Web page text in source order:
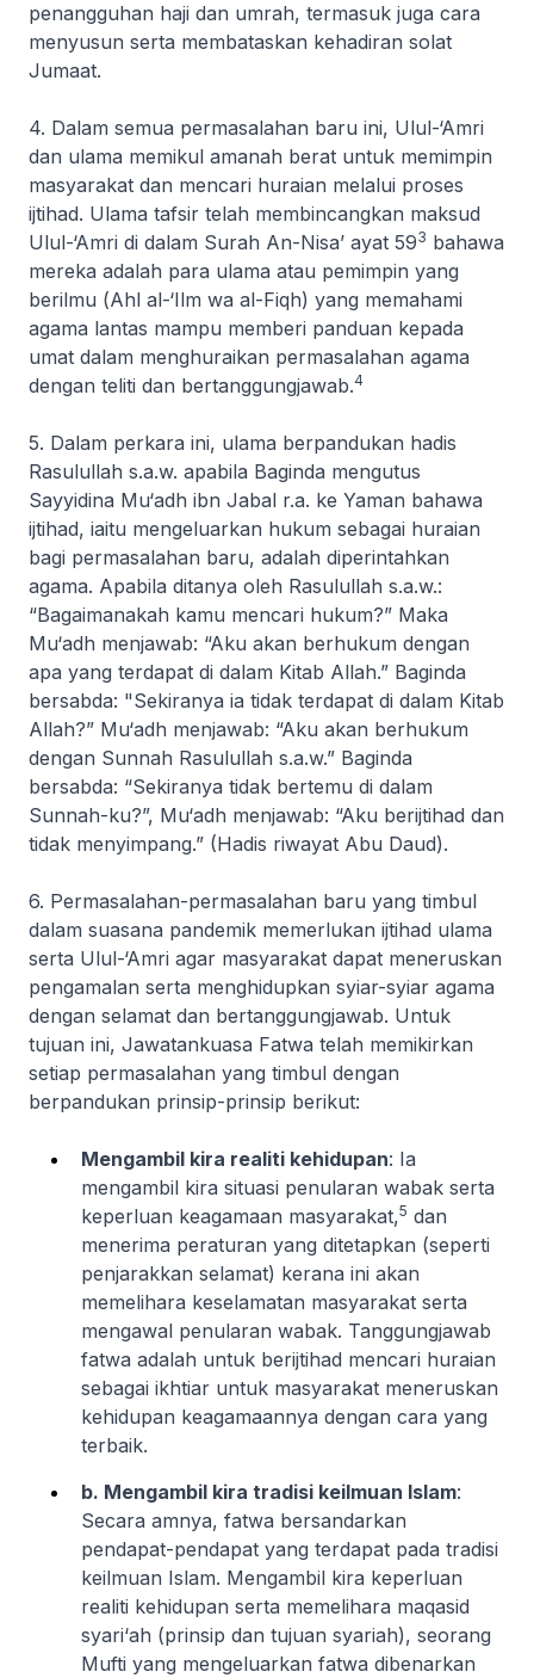
penangguhan haji dan umrah, termasuk juga cara
menyusun serta membataskan kehadiran solat
Jumaat.
4. Dalam semua permasalahan baru ini, Ulul-‘Amri
dan ulama memikul amanah berat untuk memimpin
masyarakat dan mencari huraian melalui proses
ijtihad. Ulama tafsir telah membincangkan maksud
Ulul-‘Amri di dalam Surah An-Nisa’ ayat 593 bahawa
mereka adalah para ulama atau pemimpin yang
berilmu (Ahl al-‘Ilm wa al-Fiqh) yang memahami
agama lantas mampu memberi panduan kepada
umat dalam menghuraikan permasalahan agama
dengan teliti dan bertanggungjawab.4
5. Dalam perkara ini, ulama berpandukan hadis
Rasulullah s.a.w. apabila Baginda mengutus
Sayyidina Mu‘adh ibn Jabal r.a. ke Yaman bahawa
ijtihad, iaitu mengeluarkan hukum sebagai huraian
bagi permasalahan baru, adalah diperintahkan
agama. Apabila ditanya oleh Rasulullah s.a.w.:
“Bagaimanakah kamu mencari hukum?” Maka
Mu‘adh menjawab: “Aku akan berhukum dengan
apa yang terdapat di dalam Kitab Allah.” Baginda
bersabda: "Sekiranya ia tidak terdapat di dalam Kitab
Allah?” Mu‘adh menjawab: “Aku akan berhukum
dengan Sunnah Rasulullah s.a.w.” Baginda
bersabda: “Sekiranya tidak bertemu di dalam
Sunnah-ku?”, Mu‘adh menjawab: “Aku berijtihad dan
tidak menyimpang.” (Hadis riwayat Abu Daud).
6. Permasalahan-permasalahan baru yang timbul
dalam suasana pandemik memerlukan ijtihad ulama
serta Ulul-‘Amri agar masyarakat dapat meneruskan
pengamalan serta menghidupkan syiar-syiar agama
dengan selamat dan bertanggungjawab. Untuk
tujuan ini, Jawatankuasa Fatwa telah memikirkan
setiap permasalahan yang timbul dengan
berpandukan prinsip-prinsip berikut:
Mengambil kira realiti kehidupan: Ia
mengambil kira situasi penularan wabak serta
keperluan keagamaan masyarakat,5 dan
menerima peraturan yang ditetapkan (seperti
penjarakkan selamat) kerana ini akan
memelihara keselamatan masyarakat serta
mengawal penularan wabak. Tanggungjawab
fatwa adalah untuk berijtihad mencari huraian
sebagai ikhtiar untuk masyarakat meneruskan
kehidupan keagamaannya dengan cara yang
terbaik.
b. Mengambil kira tradisi keilmuan Islam:
Secara amnya, fatwa bersandarkan
pendapat-pendapat yang terdapat pada tradisi
keilmuan Islam. Mengambil kira keperluan
realiti kehidupan serta memelihara maqasid
syari‘ah (prinsip dan tujuan syariah), seorang
Mufti yang mengeluarkan fatwa dibenarkan